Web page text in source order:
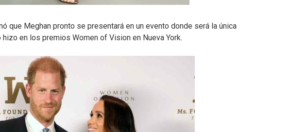
que Meghan pronto se presentará en un evento donde será la única
en los premios Women of Vision en Nueva York.